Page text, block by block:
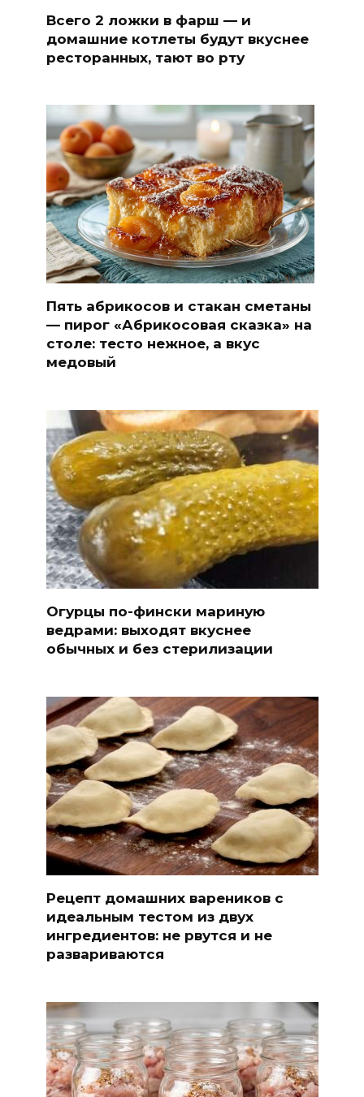
Всего 2 ложки в фарш — и
домашние котлеты будут вкуснее
ресторанных, тают во рту
Пять абрикосов и стакан сметаны
— пирог «Абрикосовая сказка» на
столе: тесто нежное, а вкус
медовый
Огурцы по-фински мариную
ведрами: выходят вкуснее
обычных и без стерилизации
Рецепт домашних вареников с
идеальным тестом из двух
ингредиентов: не рвутся и не
развариваются